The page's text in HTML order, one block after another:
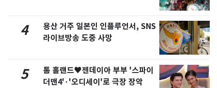
4
용산 거주 일본인 인플루언서, SNS
라이브방송 도중 사망
5
톰 홀랜드♥젠데이아 부부 '스파이
더맨4'·'오디세이'로 극장 장악